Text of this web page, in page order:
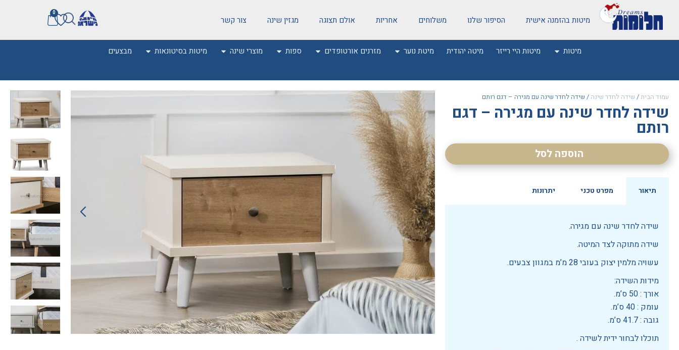
מיטות בהזמנה אישית הסיפור שלנו משלוחים אחריות אולם תצוגה מגזין שינה צור קשר
0
מיטות מיטות היי רייזר מיטה יהודית מיטת נוער מזרנים אורטופדים ספות מוצרי שינה מיטות בסיטונאות מבצעים
עמוד הבית/ שידה לחדר שינה / שידה לחדר שינה עם מגירה – דגם רותם
שידה לחדר שינה עם מגירה – דגם
רותם
הוספה לסל
תיאור מפרט טכני יתרונות
שידה לחדר שינה עם מגירה.
שידה מתוקה לצד המיטה.
עשויה מלמין יצוק בעובי 28 מ’מ במגוון צבעים.
מידות השידה:
אורך : 50 ס’מ.
עומק : 40 ס’מ.
גובה : 41.7 ס’מ.
תוכלו לבחור ידית לשידה .